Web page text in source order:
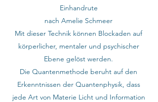
Einhandrute
nach Amelie Schmeer
Mit dieser Technik können Blockaden auf
körperlicher, mentaler und psychischer
Ebene gelöst werden.
Die Quantenmethode beruht auf den
Erkenntnissen der Quantenphysik, dass
jede Art von Materie Licht und Information